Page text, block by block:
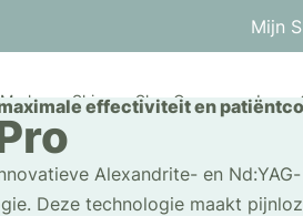
Mijn
Merken SkincareShopOver ons Lease
effectiviteit en
Alexandrite- en Nd:YAG-
Deze technologie maakt